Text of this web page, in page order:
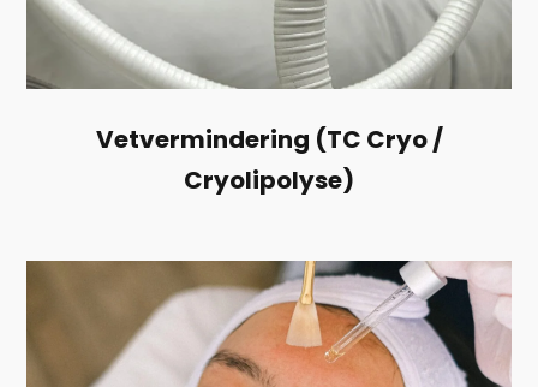
Vetvermindering (TC Cryo /
Cryolipolyse)